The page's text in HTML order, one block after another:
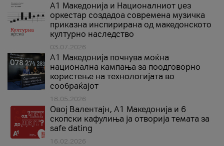
А1 Македонија и Националниот џез
оркестар создадоа современа музичка
приказна инспирирана од македонското
културно наследство
03.07.2026
A1 Македонија почнува моќна
национална кампања за поодговорно
користење на технологијата во
сообраќајот
18.05.2026
Овој Валентајн, A1 Македонија и 6
скопски кафулиња ја отворија темата за
safe dating
16.02.2026